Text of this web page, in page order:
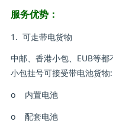
服务优势：
1. 可走带电货物
中邮、香港小包、EUB等
小包挂号可接受带电池货物:
o 内置电池
o 配套电池